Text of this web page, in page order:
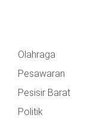
Olahraga
Pesawaran
Pesisir Barat
Politik